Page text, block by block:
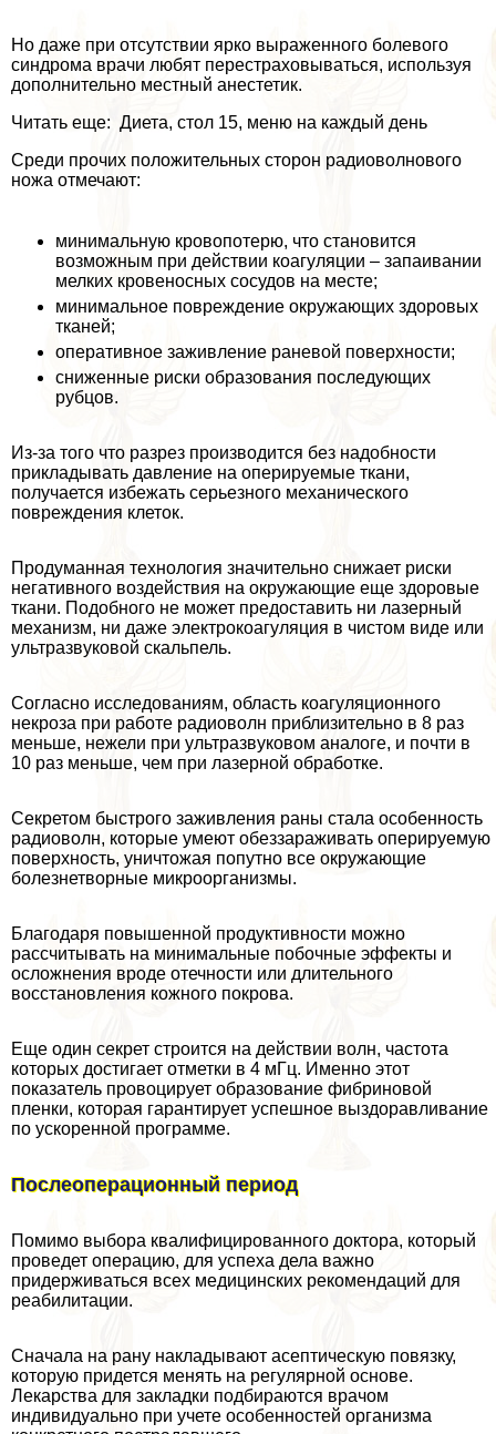
Но даже при отсутствии ярко выраженного болевого
синдрома врачи любят перестраховываться, используя
дополнительно местный анестетик.
Читать еще: Диета, стол 15, меню на каждый день
Среди прочих положительных сторон радиоволнового
ножа отмечают:
минимальную кровопотерю, что становится
возможным при действии коагуляции – запаивании
мелких кровеносных сосудов на месте;
минимальное повреждение окружающих здоровых
тканей;
оперативное заживление раневой поверхности;
сниженные риски образования последующих
рубцов.
Из-за того что разрез производится без надобности
прикладывать давление на оперируемые ткани,
получается избежать серьезного механического
повреждения клеток.
Продуманная технология значительно снижает риски
негативного воздействия на окружающие еще здоровые
ткани. Подобного не может предоставить ни лазерный
механизм, ни даже электрокоагуляция в чистом виде или
ультразвуковой скальпель.
Согласно исследованиям, область коагуляционного
некроза при работе радиоволн приблизительно в 8 раз
меньше, нежели при ультразвуковом аналоге, и почти в
10 раз меньше, чем при лазерной обработке.
Секретом быстрого заживления раны стала особенность
радиоволн, которые умеют обеззараживать оперируемую
поверхность, уничтожая попутно все окружающие
болезнетворные микроорганизмы.
Благодаря повышенной продуктивности можно
рассчитывать на минимальные побочные эффекты и
осложнения вроде отечности или длительного
восстановления кожного покрова.
Еще один секрет строится на действии волн, частота
которых достигает отметки в 4 мГц. Именно этот
показатель провоцирует образование фибриновой
пленки, которая гарантирует успешное выздоравливание
по ускоренной программе.
Послеоперационный период
Помимо выбора квалифицированного доктора, который
проведет операцию, для успеха дела важно
придерживаться всех медицинских рекомендаций для
реабилитации.
Сначала на рану накладывают асептическую повязку,
которую придется менять на регулярной основе.
Лекарства для закладки подбираются врачом
индивидуально при учете особенностей организма